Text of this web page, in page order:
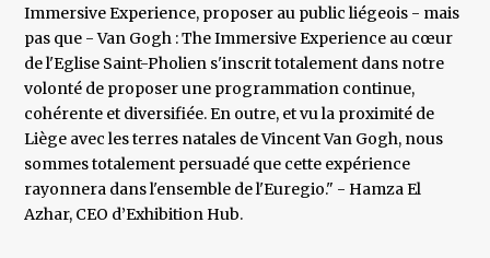
Immersive Experience, proposer au public liégeois - mais
pas que - Van Gogh : The Immersive Experience au cœur
de l'Eglise Saint-Pholien s'inscrit totalement dans notre
volonté de proposer une programmation continue,
cohérente et diversifiée. En outre, et vu la proximité de
Liège avec les terres natales de Vincent Van Gogh, nous
sommes totalement persuadé que cette expérience
rayonnera dans l'ensemble de l'Euregio." - Hamza El
Azhar, CEO d’Exhibition Hub.